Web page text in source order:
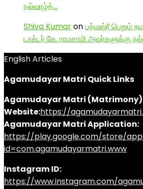
நல்வாழ்த்…
Shiva Kumaronபத்மஸ்ரீ பெறும்
டாக்டர் கே. ராமசாமி அவர்களுக்கு
English Articles
Agamudayar Matri Quick Links
Agamudayar Matri (Matrimony)
Website:https://
Agamudayar Matri Application:
https://play.google.com/store/
id=com.agamudayarmatri.www
Instagram ID:
https://www.instagram.com/